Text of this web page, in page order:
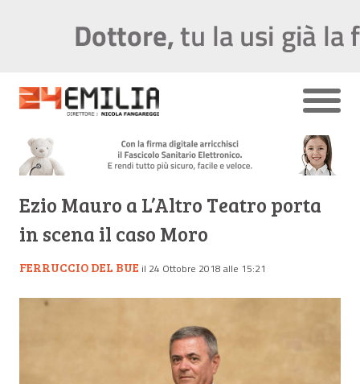
Ezio Mauro a L’Altro Teatro porta
in scena il caso Moro
FERRUCCIO DEL BUE il 24 Ottobre 2018 alle 15:21